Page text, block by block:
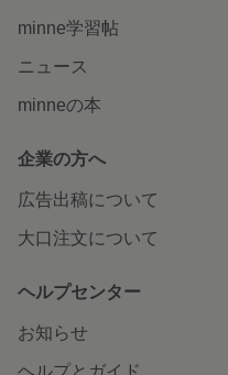
minne学習帖
ニュース
minneの本
企業の方へ
広告出稿について
大口注文について
ヘルプセンター
お知らせ
ヘルプとガイド